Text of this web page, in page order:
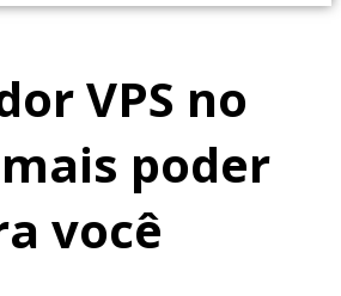
VPS no
poder
você